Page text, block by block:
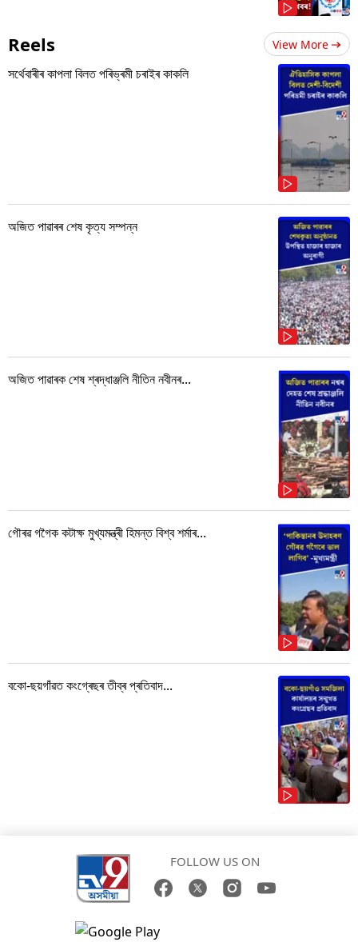
Reels View More
সৰ্থেবাৰীৰ কাপলা বিলত পৰিভ্ৰমী চৰাইৰ কাকলি
অজিত পাৱাৰৰ শেষ কৃত্য সম্পন্ন
অজিত পাৱাৰক শেষ শ্ৰদ্ধাঞ্জলি নীতিন নবীনৰ...
গৌৰৱ গগৈক কটাক্ষ মুখ্যমন্ত্ৰী হিমন্ত বিশ্ব শৰ্মাৰ...
বকো-ছয়গাঁৱত কংগ্ৰেছৰ তীব্ৰ প্ৰতিবাদ...
FOLLOW US ON